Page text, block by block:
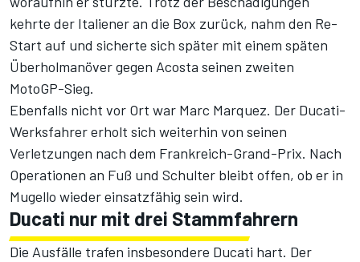
kehrte der Italiener an die Box zurück, nahm den Re-
Start auf und sicherte sich später mit einem späten
Überholmanöver gegen Acosta seinen zweiten
MotoGP-Sieg.
Ebenfalls nicht vor Ort war Marc Marquez. Der Ducati-
Werksfahrer erholt sich weiterhin von seinen
Verletzungen nach dem Frankreich-Grand-Prix. Nach
Operationen an Fuß und Schulter bleibt offen, ob er in
Mugello wieder einsatzfähig sein wird.
Ducati nur mit drei Stammfahrern
Die Ausfälle trafen insbesondere Ducati hart. Der